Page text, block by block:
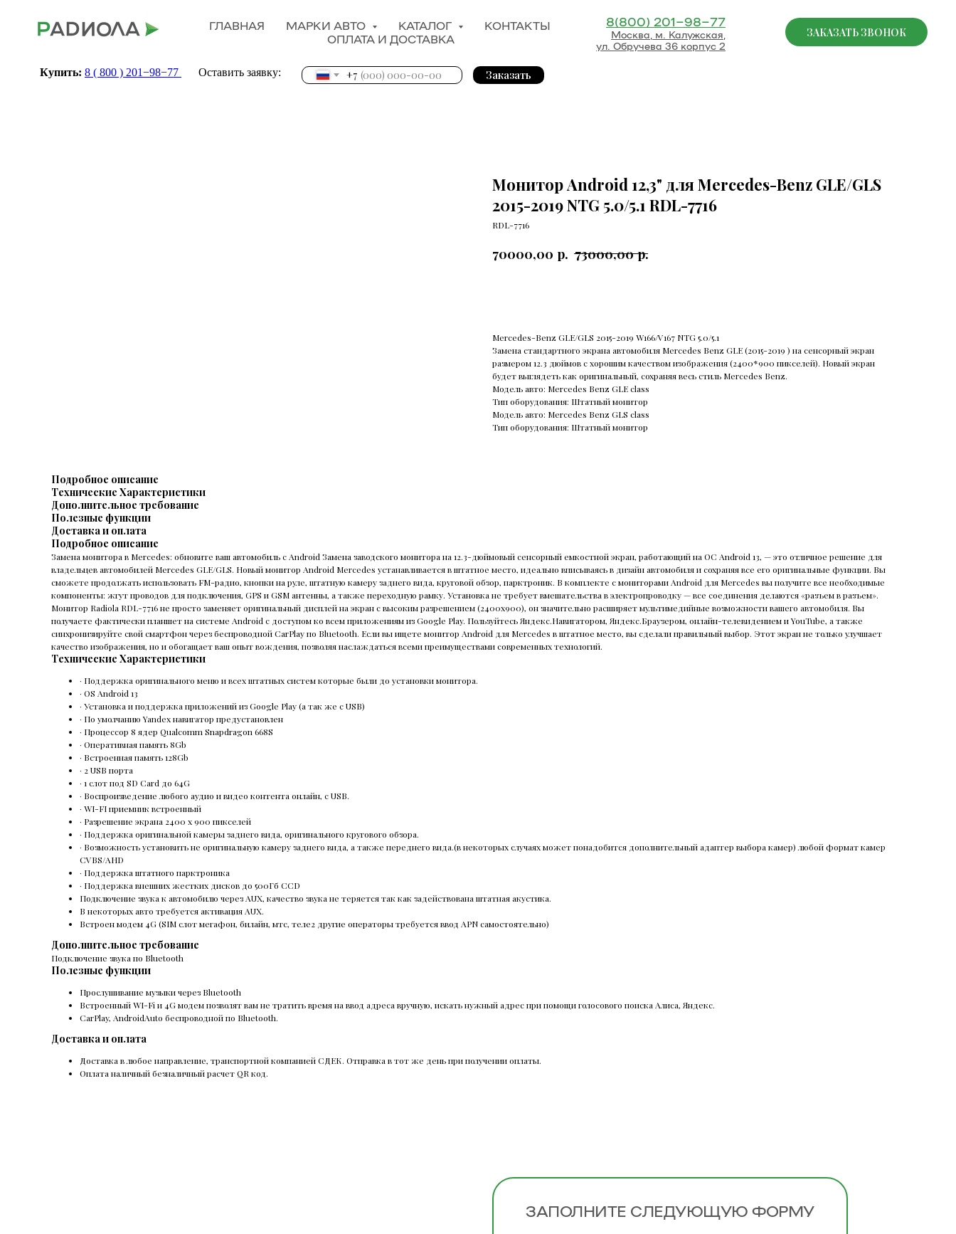
ГЛАВНАЯ МАРКИ АВТО КАТАЛОГ
КОНТАКТЫ
ОПЛАТА И ДОСТАВКА
8(800) 201−98−77
Москва, м. Калужская,
ул. Обручева 36 корпус 2
ЗАКАЗАТЬ ЗВОНОК
Купить: 8 ( 800 ) 201−98−77 Оставить заявку: +7 Заказать
Монитор Android 12,3" для Mercedes-Benz GLE/GLS
2015-2019 NTG 5.0/5.1 RDL-7716
RDL-7716
70000,00 р. 73000,00 р.
Mercedes-Benz GLE/GLS 2015-2019 W166/V167 NTG 5.0/5.1
Замена стандартного экрана автомобиля Mercedes Benz GLE (2015-2019 ) на сенсорный экран
размером 12.3 дюймов с хорошим качеством изображения (2400*900 пикселей). Новый экран
будет выглядеть как оригинальный, сохраняя весь стиль Mercedes Benz.
Модель авто: Mercedes Benz GLE class
Тип оборудования: Штатный монитор
Модель авто: Mercedes Benz GLS class
Тип оборудования: Штатный монитор
Подробное описание
Технические Характеристики
Дополнительное требование
Полезные функции
Доставка и оплата
Подробное описание
Замена монитора в Mercedes: обновите ваш автомобиль с Android Замена заводского монитора на 12.3-дюймовый сенсорный емкостной экран, работающий на ОС Android 13, — это отличное решение для
владельцев автомобилей Mercedes GLE/GLS. Новый монитор Android Mercedes устанавливается в штатное место, идеально вписываясь в дизайн автомобиля и сохраняя все его оригинальные функции. Вы
сможете продолжать использовать FM-радио, кнопки на руле, штатную камеру заднего вида, круговой обзор, парктроник. В комплекте с мониторами Android для Mercedes вы получите все необходимые
компоненты: жгут проводов для подключения, GPS и GSM антенны, а также переходную рамку. Установка не требует вмешательства в электропроводку — все соединения делаются «разъем в разъем».
Монитор Radiola RDL-7716 не просто заменяет оригинальный дисплей на экран с высоким разрешением (2400x900), он значительно расширяет мультимедийные возможности вашего автомобиля. Вы
получаете фактически планшет на системе Android с доступом ко всем приложениям из Google Play. Пользуйтесь Яндекс.Навигатором, Яндекс.Браузером, онлайн-телевидением и YouTube, а также
синхронизируйте свой смартфон через беспроводной CarPlay по Bluetooth. Если вы ищете монитор Android для Mercedes в штатное место, вы сделали правильный выбор. Этот экран не только улучшает
качество изображения, но и обогащает ваш опыт вождения, позволяя наслаждаться всеми преимуществами современных технологий.
Технические Характеристики
· Поддержка оригинального меню и всех штатных систем которые были до установки монитора.
· OS Android 13
· Установка и поддержка приложений из Google Play (а так же с USB)
· По умолчанию Yandex навигатор предустановлен
· Процессор 8 ядер Qualcomm Snapdragon 668S
· Оперативная память 8Gb
· Встроенная память 128Gb
· 2 USB порта
· 1 слот под SD Card до 64G
· Воспроизведение любого аудио и видео контента онлайн, с USB.
· WI-FI приемник встроенный
· Разрешение экрана 2400 х 900 пикселей
· Поддержка оригинальной камеры заднего вида, оригинального кругового обзора.
· Возможность установить не оригинальную камеру заднего вида, а также переднего вида.(в некоторых случаях может понадобится дополнительный адаптер выбора камер) любой формат камер
CVBS/AHD
· Поддержка штатного парктроника
· Поддержка внешних жестких дисков до 500Гб ССD
Подключение звука к автомобилю через AUX, качество звука не теряется так как задействована штатная акустика.
В некоторых авто требуется активация AUX.
Встроен модем 4G (SIM слот мегафон, билайн, мтс, теле2 другие операторы требуется ввод APN самостоятельно)
Дополнительное требование
Подключение звука по Bluetooth
Полезные функции
Прослушивание музыки через Bluetooth
Встроенный WI-Fi и 4G модем позволят вам не тратить время на ввод адреса вручную, искать нужный адрес при помощи голосового поиска Алиса, Яндекс.
CarPlay, AndroidAuto беcпроводной по Bluetooth.
Доставка и оплата
Доставка в любое направление, транспортной компанией СДЕК. Отправка в тот же день при получении оплаты.
Оплата наличный безналичный расчет QR код.
ЗАПОЛНИТЕ СЛЕДУЮЩУЮ ФОРМУ